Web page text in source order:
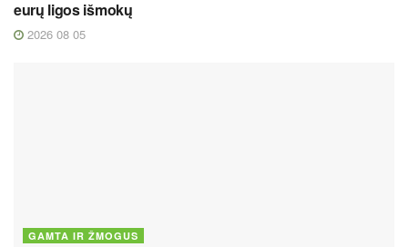
eurų ligos išmokų
2026 08 05
GAMTA IR ŽMOGUS